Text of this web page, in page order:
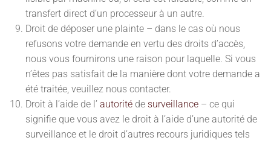
transfert direct d’un processeur à un autre.
Droit de déposer une plainte – dans le cas où nous
refusons votre demande en vertu des droits d’accès,
nous vous fournirons une raison pour laquelle. Si vous
n’êtes pas satisfait de la manière dont votre demande a
été traitée, veuillez nous contacter.
Droit à l’aide de l’ autorité de surveillance – ce qui
signifie que vous avez le droit à l’aide d’une autorité de
surveillance et le droit d’autres recours juridiques tels